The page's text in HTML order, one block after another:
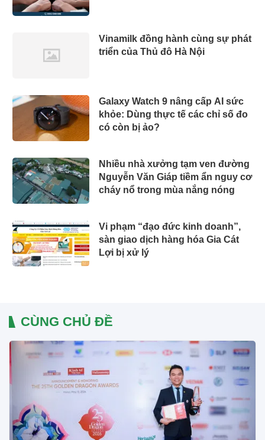
Vinamilk đồng hành cùng sự phát
triển của Thủ đô Hà Nội
Galaxy Watch 9 nâng cấp AI sức
khỏe: Dùng thực tế các chỉ số đo
có còn bị ảo?
Nhiều nhà xưởng tạm ven đường
Nguyễn Văn Giáp tiềm ẩn nguy cơ
cháy nổ trong mùa nắng nóng
Vi phạm “đạo đức kinh doanh”,
sàn giao dịch hàng hóa Gia Cát
Lợi bị xử lý
CÙNG CHỦ ĐỀ